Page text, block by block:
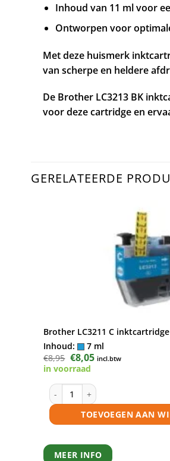
Inhoud van 11 ml voor
Ontworpen voor
Met deze huismerk
van scherpe en heldere
De Brother LC3213 BK
voor deze cartridge en
GERELATEERDE
Brother LC3211 C
Inhoud:
7 ml
€8,95 Oorspronkelijke
prijs
was:
€8,05Huidige
prijs
incl.btw
in voorraad
Brother LC3211 C inktcartridge
TOEVOEGEN AAN
MEER INFO